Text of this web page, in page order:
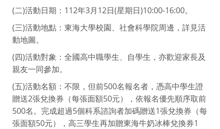
(二)活動日期：112年3月12日(星期日)10:00-16:00。
(三)活動地點：東海大學校園、社會科學院周邊，詳見活
動地圖。
(四)活動對象：全國高中職學生、自學生，亦歡迎家長及
親友一同參加。
(五)活動名額：不限，但前500名報名者，憑高中學生證
贈送2張兌換券（每張面額50元），依報名優先順序取前
500名。完成超過5個科系諮詢者加碼贈送1張兌換券（每
張面額50元），高三學生再加贈東海牛奶冰棒兌換券1